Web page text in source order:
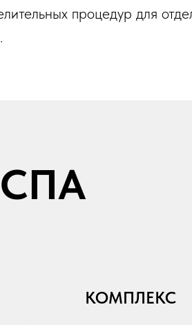
процедур для
КОМПЛЕКС